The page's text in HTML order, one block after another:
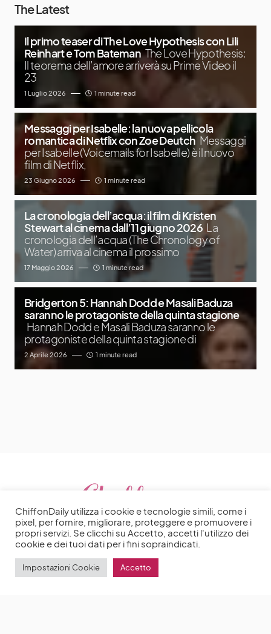
The Latest
Il primo teaser di The Love Hypothesis con Lili
Reinhart e Tom Bateman The Love Hypothesis:
Il teorema dell’amore arriverà su Prime Video il
23
1 Luglio 2026 1 minute read
Messaggi per Isabelle: la nuova pellicola
romantica di Netflix con Zoe Deutch Messaggi
per Isabelle (Voicemails for Isabelle) è il nuovo
film di Netflix,
23 Giugno 2026 1 minute read
La cronologia dell’acqua: il film di Kristen
Stewart al cinema dall’11 giugno 2026 La
cronologia dell’acqua (The Chronology of
Water) arriva al cinema il prossimo
17 Maggio 2026 1 minute read
Bridgerton 5: Hannah Dodd e Masali Baduza
saranno le protagoniste della quinta stagione
Hannah Dodd e Masali Baduza saranno le
protagoniste della quinta stagione di
2 Aprile 2026 1 minute read
ChiffonDaily utilizza i cookie e tecnologie simili, come i
pixel, per fornire, migliorare, proteggere e promuovere i
propri servizi. Se clicchi su Accetto, accetti l'utilizzo dei
cookie e dei tuoi dati per i fini sopraindicati.
Impostazioni Cookie Accetto